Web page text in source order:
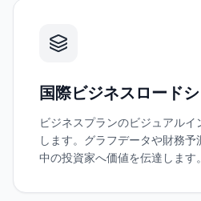
国際ビジネスロード
ビジネスプランのビジュアル
します。グラフデータや財務
中の投資家へ価値を伝達します。